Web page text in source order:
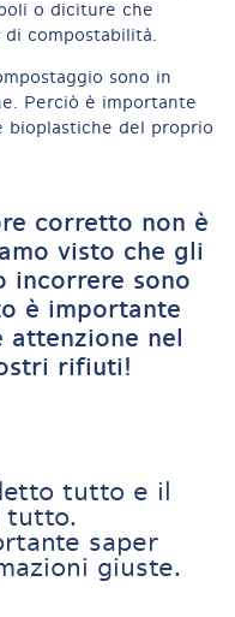
o diciture che
compostabilità.
sono in
Perciò è importante
bioplastiche del proprio
corretto non è
visto che gli
incorrere sono
è importante
attenzione nel
rifiuti!
tutto e il
tutto.
saper
giuste.